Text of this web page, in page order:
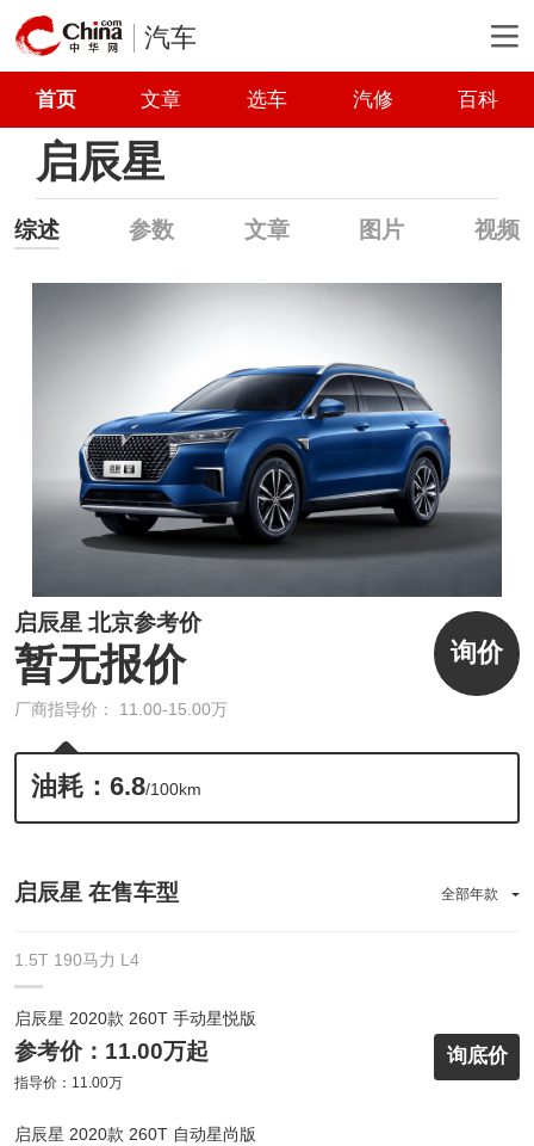
汽车
首页 文章 选车 汽修 百科
启辰星
综述 参数 文章 图片 视频
启辰星 北京参考价
暂无报价
厂商指导价： 11.00-15.00万
油耗：6.8/100km
询价
启辰星 在售车型 全部年款
1.5T 190马力 L4
启辰星 2020款 260T 手动星悦版
参考价：11.00万起
指导价：11.00万
询底价
启辰星 2020款 260T 自动星尚版